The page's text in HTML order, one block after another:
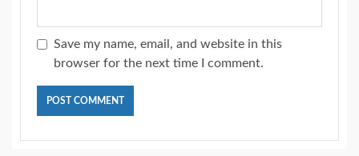
Save my name, email, and website in this
browser for the next time I comment.